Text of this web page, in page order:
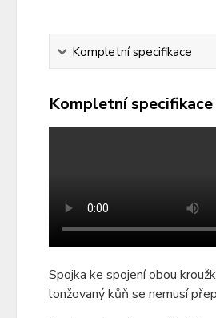
Kompletní specifikace
Kompletní specifikace
Spojka ke spojení obou
lonžovaný kůň se nemusí